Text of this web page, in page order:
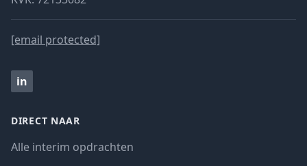
[email protected]
in
DIRECT NAAR
Alle interim opdrachten